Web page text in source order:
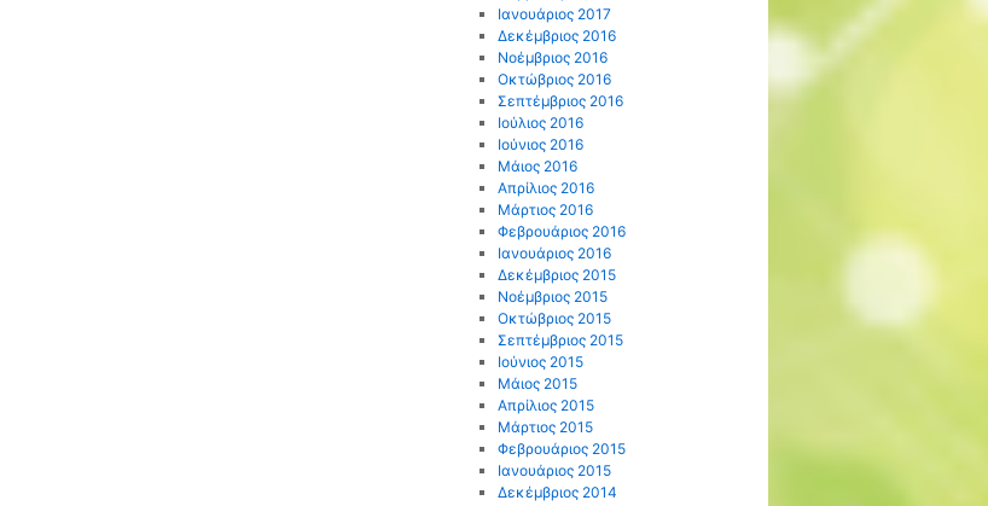
Ιανουάριος 2017
Δεκέμβριος 2016
Νοέμβριος 2016
Οκτώβριος 2016
Σεπτέμβριος 2016
Ιούλιος 2016
Ιούνιος 2016
Μάιος 2016
Απρίλιος 2016
Μάρτιος 2016
Φεβρουάριος 2016
Ιανουάριος 2016
Δεκέμβριος 2015
Νοέμβριος 2015
Οκτώβριος 2015
Σεπτέμβριος 2015
Ιούνιος 2015
Μάιος 2015
Απρίλιος 2015
Μάρτιος 2015
Φεβρουάριος 2015
Ιανουάριος 2015
Δεκέμβριος 2014